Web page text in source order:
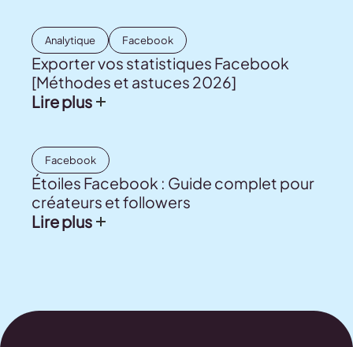
Analytique Facebook
Exporter vos statistiques Facebook
[Méthodes et astuces 2026]
Lire plus
Facebook
Étoiles Facebook : Guide complet pour
créateurs et followers
Lire plus